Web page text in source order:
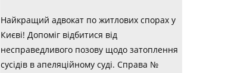
Найкращий адвокат по житлових спорах у
Києві! Допоміг відбитися від
несправедливого позову щодо затоплення
сусідів в апеляційному суді. Справа №